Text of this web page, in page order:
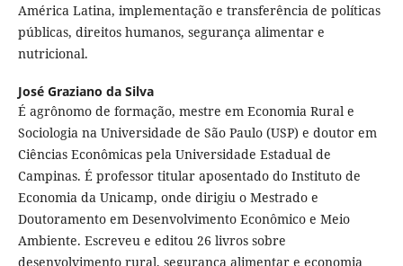
América Latina, implementação e transferência de políticas
públicas, direitos humanos, segurança alimentar e
nutricional.
José Graziano da Silva
É agrônomo de formação, mestre em Economia Rural e
Sociologia na Universidade de São Paulo (USP) e doutor em
Ciências Econômicas pela Universidade Estadual de
Campinas. É professor titular aposentado do Instituto de
Economia da Unicamp, onde dirigiu o Mestrado e
Doutoramento em Desenvolvimento Econômico e Meio
Ambiente. Escreveu e editou 26 livros sobre
desenvolvimento rural, segurança alimentar e economia